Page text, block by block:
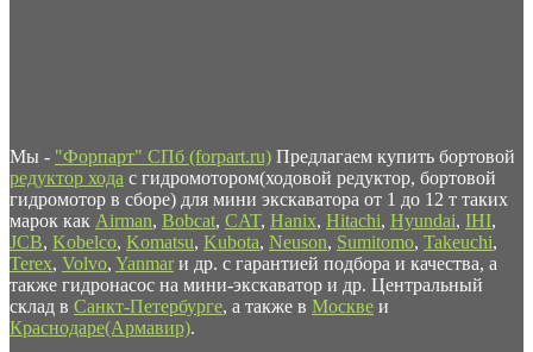
Мы - "Форпарт" СПб (forpart.ru) Предлагаем купить бортовой
редуктор хода с гидромотором(ходовой редуктор, бортовой
гидромотор в сборе) для мини экскаватора от 1 до 12 т таких
марок как Airman, Bobcat, CAT, Hanix, Hitachi, Hyundai, IHI,
JCB, Kobelco, Komatsu, Kubota, Neuson, Sumitomo, Takeuchi,
Terex, Volvo, Yanmar и др. с гарантией подбора и качества, а
также гидронасос на мини-экскаватор и др. Центральный
склад в Санкт-Петербурге, а также в Москве и
Краснодаре(Армавир).